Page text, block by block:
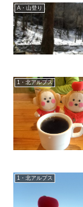
A・山登り
1・北アルプス
1・北アルプス